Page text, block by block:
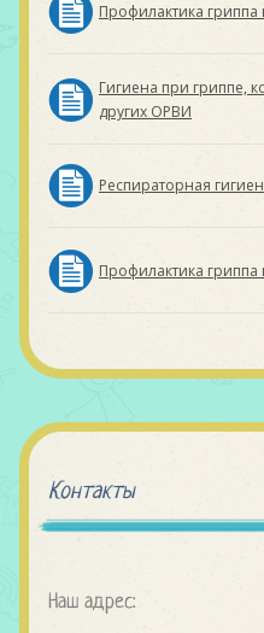
Профилактика
Гигиена при гриппе,
других ОРВИ
Респираторная
Профилактика
Контакты
Наш адрес: